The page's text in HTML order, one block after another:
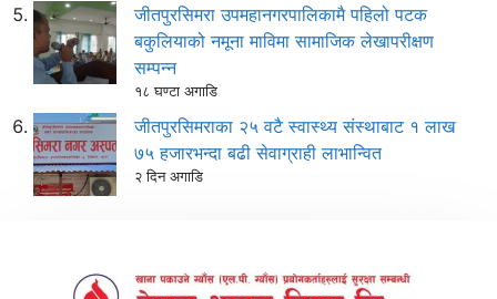
जीतपुरसिमरा उपमहानगरपालिकामै पहिलो पटक
बकुलियाको नमूना माविमा सामाजिक लेखापरीक्षण
सम्पन्न
१८ घण्टा अगाडि
जीतपुरसिमराका २५ वटै स्वास्थ्य संस्थाबाट १ लाख
७५ हजारभन्दा बढी सेवाग्राही लाभान्वित
२ दिन अगाडि